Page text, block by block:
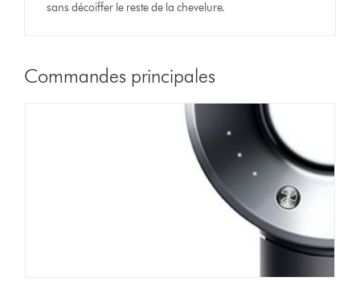
sans décoiffer le reste de la chevelure.
Commandes principales